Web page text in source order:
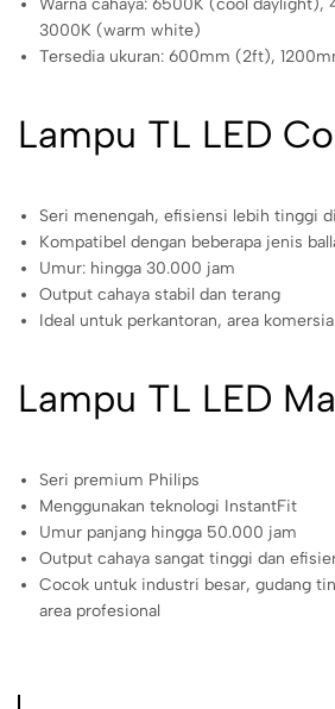
3000K (warm white)
Tersedia ukuran: 600mm (2ft),
Lampu TL LED
Seri menengah, efisiensi lebih tinggi
Kompatibel dengan beberapa jenis
Umur: hingga 30.000 jam
Output cahaya stabil dan terang
Ideal untuk perkantoran, area
Lampu TL LED
Seri premium Philips
Menggunakan teknologi InstantFit
Umur panjang hingga 50.000 jam
Output cahaya sangat tinggi dan
Cocok untuk industri besar, gudang
area profesional